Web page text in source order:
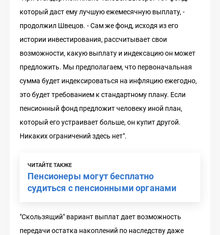
который даст ему лучшую ежемесячную выплату, -
продолжил Швецов. - Сам же фонд, исходя из его
истории инвестирования, рассчитывает свои
возможности, какую выплату и индексацию он может
предложить. Мы предполагаем, что первоначальная
сумма будет индексироваться на инфляцию ежегодно,
это будет требованием к стандартному плану. Если
пенсионный фонд предложит человеку иной план,
который его устраивает больше, он купит другой.
Никаких ограничений здесь нет".
ЧИТАЙТЕ ТАКЖЕ
Пенсионеры могут бесплатно
судиться с пенсионными органами
"Скользящий" вариант выплат дает возможность
передачи остатка накоплений по наследству даже